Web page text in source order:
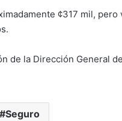
¢317 mil, pero
de la Dirección General
Seguro